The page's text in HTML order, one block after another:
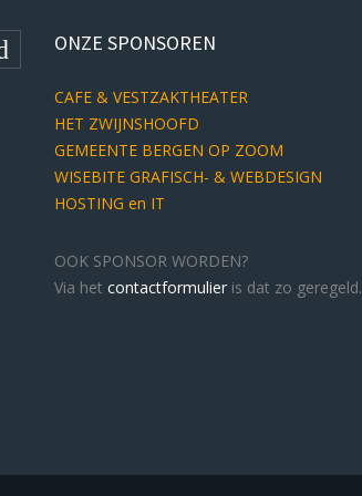
ONZE SPONSOREN
CAFE & VESTZAKTHEATER
HET ZWIJNSHOOFD
GEMEENTE BERGEN OP ZOOM
WISEBITE GRAFISCH- & WEBDESIGN
HOSTING en IT
OOK SPONSOR WORDEN?
Via het contactformulier is dat zo geregeld.